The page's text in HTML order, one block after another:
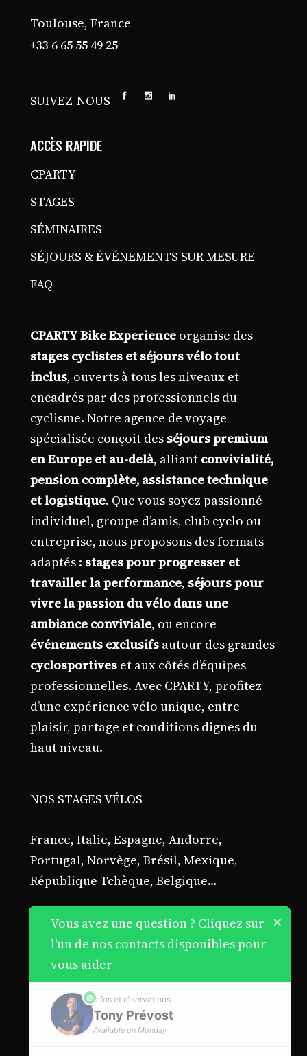
Toulouse, France
+33 6 65 55 49 25
SUIVEZ-NOUS
ACCÈS RAPIDE
CPARTY
STAGES
SÉMINAIRES
SÉJOURS & ÉVÉNEMENTS SUR MESURE
FAQ
CPARTY Bike Experience organise des
stages cyclistes et séjours vélo tout
inclus, ouverts à tous les niveaux et
encadrés par des professionnels du
cyclisme. Notre agence de voyage
spécialisée conçoit des séjours premium
en Europe et au-delà, alliant convivialité,
pension complète, assistance technique
et logistique. Que vous soyez passionné
individuel, groupe d’amis, club cyclo ou
entreprise, nous proposons des formats
adaptés : stages pour progresser et
travailler la performance, séjours pour
vivre la passion du vélo dans une
ambiance conviviale, ou encore
événements exclusifs autour des grandes
cyclosportives et aux côtés d’équipes
professionnelles. Avec CPARTY, profitez
d’une expérience vélo unique, entre
plaisir, partage et conditions dignes du
haut niveau.
NOS STAGES VÉLOS
France, Italie, Espagne, Andorre,
Portugal, Norvège, Brésil, Mexique,
République Tchèque, Belgique…
×
Vous avez une question ? Cliquez sur
l'un de nos contacts disponibles pour
vous aider
phone Infos et réservations
Tony Prévost
Available on Monday